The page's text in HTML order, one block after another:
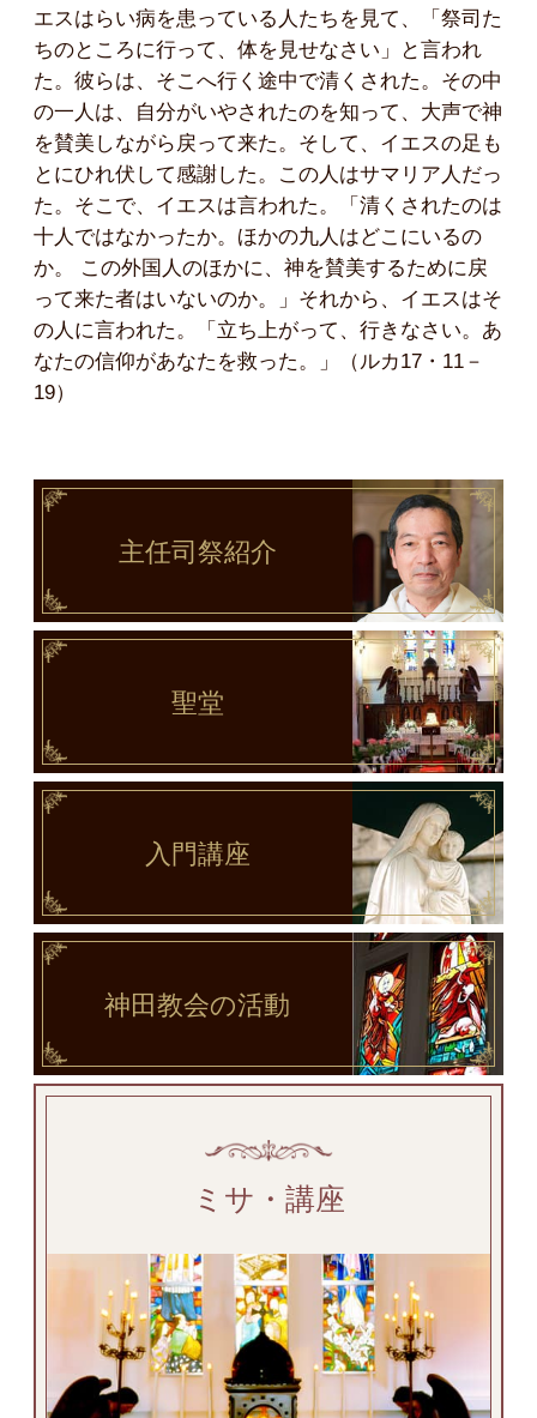
エスはらい病を患っている人たちを見て、「祭司た
ちのところに行って、体を見せなさい」と言われ
た。彼らは、そこへ行く途中で清くされた。その中
の一人は、自分がいやされたのを知って、大声で神
を賛美しながら戻って来た。そして、イエスの足も
とにひれ伏して感謝した。この人はサマリア人だっ
た。そこで、イエスは言われた。「清くされたのは
十人ではなかったか。ほかの九人はどこにいるの
か。 この外国人のほかに、神を賛美するために戻
って来た者はいないのか。」それから、イエスはそ
の人に言われた。「立ち上がって、行きなさい。あ
なたの信仰があなたを救った。」（ルカ17・11－
19）
主任司祭紹介
聖堂
入門講座
神田教会の活動
ミサ・講座